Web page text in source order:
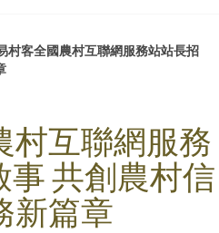
村客全國農村互聯網服務站站長招
村互聯網服務
共創農村信
新篇章